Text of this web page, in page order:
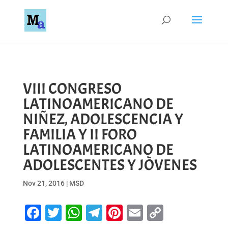
VIII CONGRESO
LATINOAMERICANO DE
NIÑEZ, ADOLESCENCIA Y
FAMILIA Y II FORO
LATINOAMERICANO DE
ADOLESCENTES Y JÒVENES
Nov 21, 2016| MSD
Facebook
Twitter
WhatsApp
Telegram
Pinterest
EmailCopy